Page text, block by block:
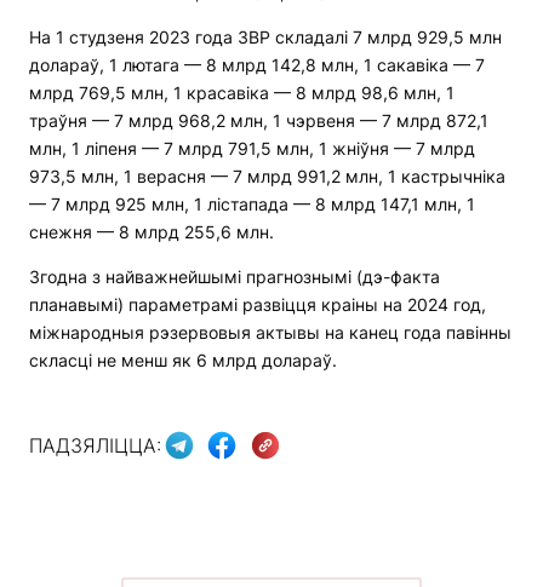
На 1 студзеня 2023 года ЗВР складалі 7 млрд 929,5 млн
долараў, 1 лютага — 8 млрд 142,8 млн, 1 сакавіка — 7
млрд 769,5 млн, 1 красавіка — 8 млрд 98,6 млн, 1
траўня — 7 млрд 968,2 млн, 1 чэрвеня — 7 млрд 872,1
млн, 1 ліпеня — 7 млрд 791,5 млн, 1 жніўня — 7 млрд
973,5 млн, 1 верасня — 7 млрд 991,2 млн, 1 кастрычніка
— 7 млрд 925 млн, 1 лістапада — 8 млрд 147,1 млн, 1
снежня — 8 млрд 255,6 млн.
Згодна з найважнейшымі прагнознымі (дэ-факта
планавымі) параметрамі развіцця краіны на 2024 год,
міжнародныя рэзервовыя актывы на канец года павінны
скласці не менш як 6 млрд долараў.
ПАДЗЯЛІЦЦА: